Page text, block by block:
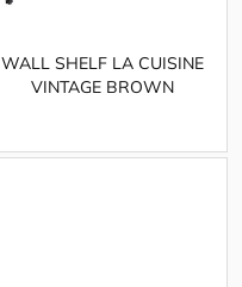
WALL SHELF LA CUISINE
VINTAGE BROWN